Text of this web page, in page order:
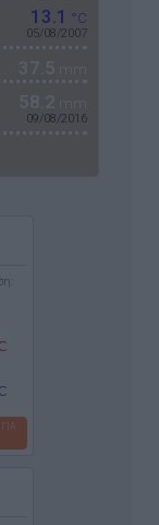
13.1 °C
05/08/2007
37.5 mm
58.2 mm
09/08/2016